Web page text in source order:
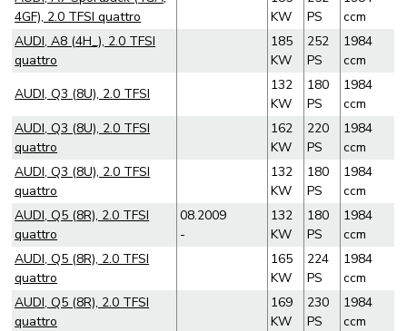
4GF), 2.0 TFSI quattro
KW
PS
ccm
AUDI, A8 (4H_), 2.0 TFSI
quattro
185
KW
252
PS
1984
ccm
AUDI, Q3 (8U), 2.0 TFSI
132
KW
180
PS
1984
ccm
AUDI, Q3 (8U), 2.0 TFSI
quattro
162
KW
220
PS
1984
ccm
AUDI, Q3 (8U), 2.0 TFSI
quattro
132
KW
180
PS
1984
ccm
AUDI, Q5 (8R), 2.0 TFSI
quattro
08.2009
-
132
KW
180
PS
1984
ccm
AUDI, Q5 (8R), 2.0 TFSI
quattro
165
KW
224
PS
1984
ccm
AUDI, Q5 (8R), 2.0 TFSI
quattro
169
KW
230
PS
1984
ccm